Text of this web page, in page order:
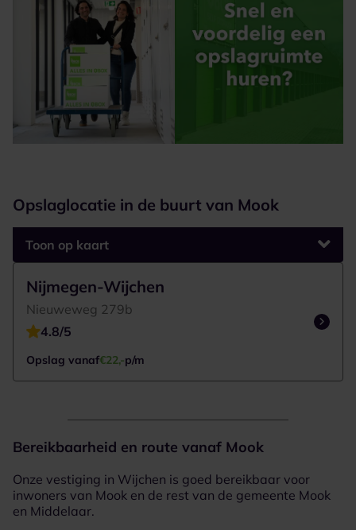
Nijmegen-Wijchen
Nieuweweg 279b
4.8/5
Opslag vanaf€22,-p/m
Toon op kaart
Opslaglocatie in de buurt van Mook
Bereikbaarheid en route vanaf Mook
Onze vestiging in Wijchen is goed bereikbaar voor
inwoners van Mook en de rest van de gemeente Mook
en Middelaar.